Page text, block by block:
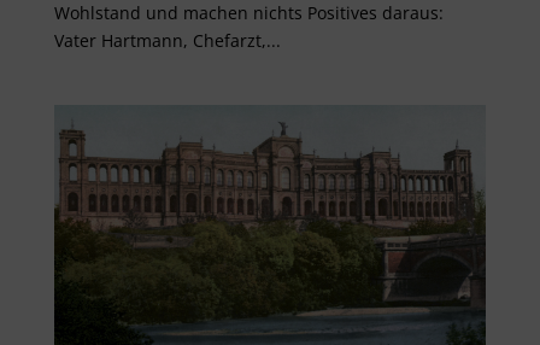
Wohlstand und machen nichts Positives daraus:
Vater Hartmann, Chefarzt,...